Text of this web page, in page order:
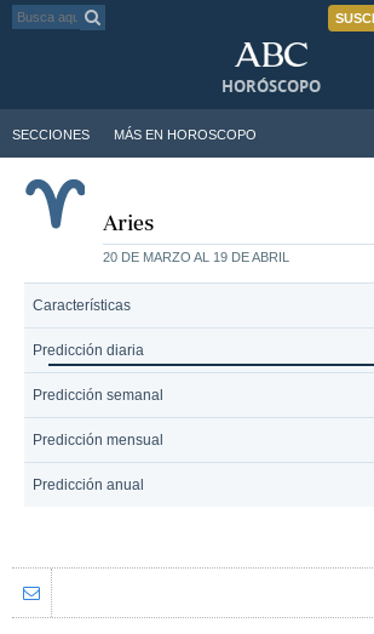
SECCIONES MÁS EN HOROSCOPO
HORÓSCOPO
Aries
20 DE MARZO AL 19 DE ABRIL
Características
Predicción diaria
Predicción semanal
Predicción mensual
Predicción anual